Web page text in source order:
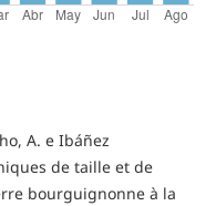
A. e Ibáñez
de taille et de
bourguignonne à la